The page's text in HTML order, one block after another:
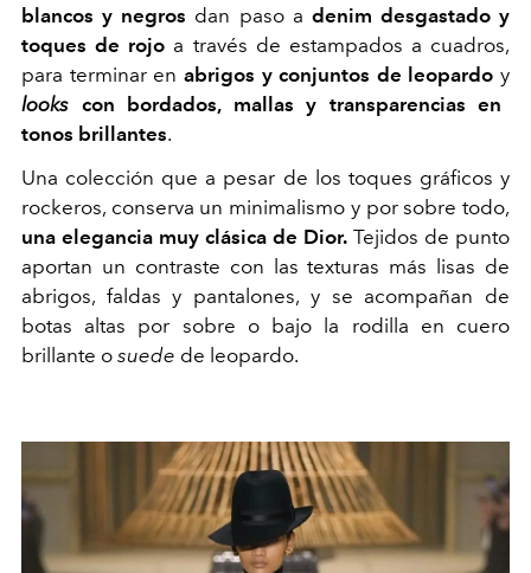
blancos y negros dan paso a denim desgastado y
toques de rojo a través de estampados a cuadros,
para terminar en abrigos y conjuntos de leopardo y
looks con bordados, mallas y transparencias en
tonos brillantes.
Una colección que a pesar de los toques gráficos y
rockeros, conserva un minimalismo y por sobre todo,
una elegancia muy clásica de Dior. Tejidos de punto
aportan un contraste con las texturas más lisas de
abrigos, faldas y pantalones, y se acompañan de
botas altas por sobre o bajo la rodilla en cuero
brillante o suede de leopardo.